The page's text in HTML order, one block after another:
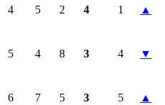
4 5 2 4 1 ▲
5 4 8 3 4 ▼
6 7 5 3 5 ▲